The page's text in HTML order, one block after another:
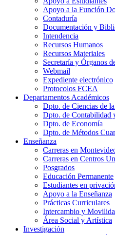
Apoyo a la Función
Contaduría
Documentación y
Intendencia
Recursos Humanos
Recursos Materiales
Secretaría y Órganos
Webmail
Expediente electrónico
Protocolos FCEA
Departamentos Académicos
Dpto. de Ciencias de
Dpto. de Contabilidad
Dpto. de Economía
Dpto. de Métodos
Enseñanza
Carreras en
Carreras en Centros
Posgrados
Educación Permanente
Estudiantes en
Apoyo a la Enseñanza
Prácticas Curriculares
Intercambio y
Área Social y Artística
Investigación